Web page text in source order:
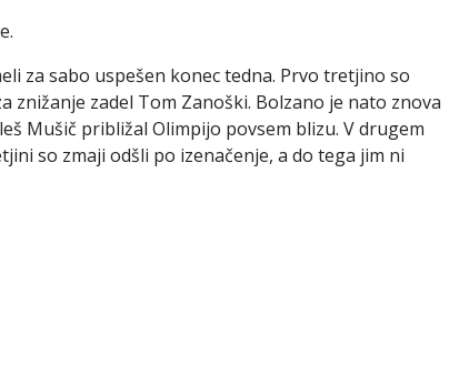
za sabo uspešen konec tedna. Prvo tretjino so
znižanje zadel Tom Zanoški. Bolzano je nato znova
Mušič približal Olimpijo povsem blizu. V drugem
so zmaji odšli po izenačenje, a do tega jim ni